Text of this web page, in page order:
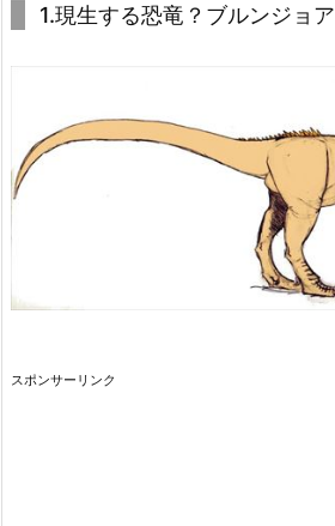
1.現生する恐竜？ブルンジョア
スポンサーリンク